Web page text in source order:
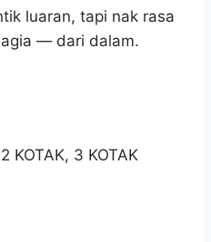
luaran, tapi nak rasa
— dari dalam.
KOTAK, 3 KOTAK